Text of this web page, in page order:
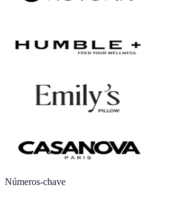
Números-chave